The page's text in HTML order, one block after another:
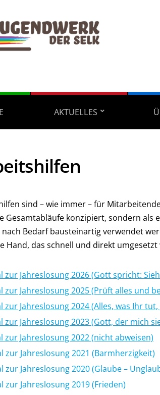
AKTUELLES
sind – wie immer – für
Gesamtabläufe konzipiert, sondern als
Bedarf bausteinartig verwendet
Hand, das schnell und direkt umgesetzt
zur Jahreslosung 2026 (Gott spricht:
zur Jahreslosung 2025 (Prüft alles und
zur Jahreslosung 2024 (Alles, was Ihr
zur Jahreslosung 2023 (Gott, der mich
zur Jahreslosung 2022 (nicht abweisen)
zur Jahreslosung 2021 (Barmherzigkeit)
zur Jahreslosung 2020 (Glaube –
zur Jahreslosung 2019 (Frieden)